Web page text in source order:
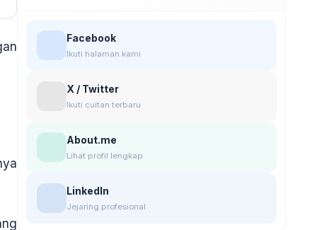
Facebook
Ikuti halaman kami
X / Twitter
Ikuti cuitan terbaru
About.me
Lihat profil lengkap
LinkedIn
Jejaring profesional